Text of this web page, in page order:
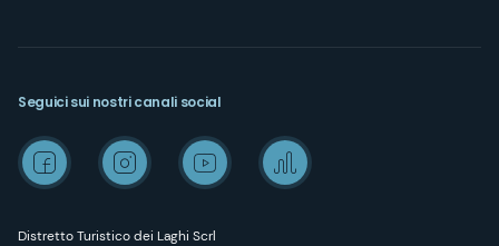
Distretto Turistico dei Laghi Scrl
Seguici sui nostri canali social